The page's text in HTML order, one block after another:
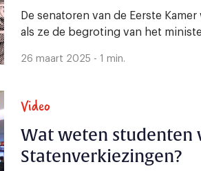
De senatoren van de Eerste
als ze de begroting van het
26 maart 2025 - 1 min.
Video
Wat weten studenten
Statenverkiezingen?